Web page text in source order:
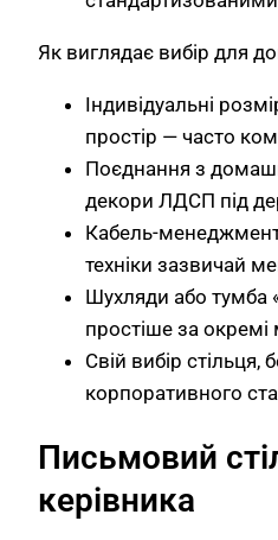
Як виглядає вибір для
Індивідуальні
простір — часто
Поєднання з
декори ЛДСП під
Кабель-
техніки зазвичай
Шухляди або тумба
простіше за окремі
Свій вибір стільця,
корпоративного
Письмовий
керівника